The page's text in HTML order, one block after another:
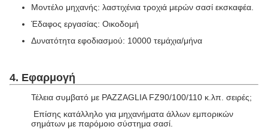
Μοντέλο μηχανής: λαστιχένια τροχιά μερών σασί εκσκαφέα.
Έδαφος εργασίας: Οικοδομή
Δυνατότητα εφοδιασμού: 10000 τεμάχια/μήνα
4. Εφαρμογή
Τέλεια συμβατό με PAZZAGLIA FZ90/100/110 κ.λπ. σειρές;
Επίσης κατάλληλο για μηχανήματα άλλων εμπορικών
σημάτων με παρόμοιο σύστημα σασί.